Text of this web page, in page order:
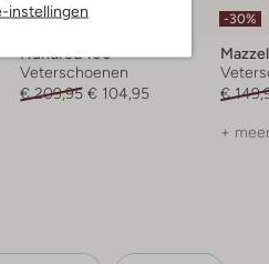
instellingen
-50%
Hundred 100
Veterschoenen
€ 209,95 € 104,95
-30%
€
+